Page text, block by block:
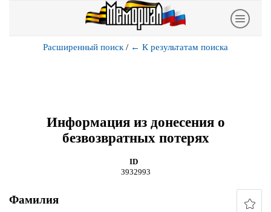
Расширенный поиск / ← К результатам поиска
Информация из донесения о
безвозвратных потерях
ID
3932993
Фамилия